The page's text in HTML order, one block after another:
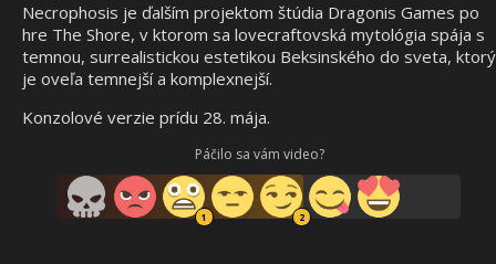
Necrophosis je ďalším projektom štúdia Dragonis Games po
hre The Shore, v ktorom sa lovecraftovská mytológia spája s
temnou, surrealistickou estetikou Beksinského do sveta, ktorý
je oveľa temnejší a komplexnejší.
Konzolové verzie prídu 28. mája.
Páčilo sa vám video?